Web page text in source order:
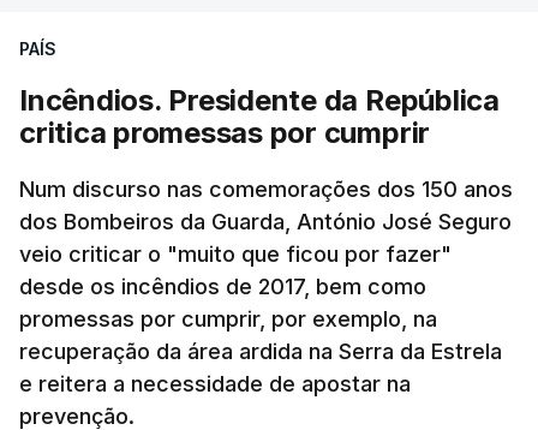
PAÍS
Incêndios. Presidente da República
critica promessas por cumprir
Num discurso nas comemorações dos 150 anos
dos Bombeiros da Guarda, António José Seguro
veio criticar o "muito que ficou por fazer"
desde os incêndios de 2017, bem como
promessas por cumprir, por exemplo, na
recuperação da área ardida na Serra da Estrela
e reitera a necessidade de apostar na
prevenção.